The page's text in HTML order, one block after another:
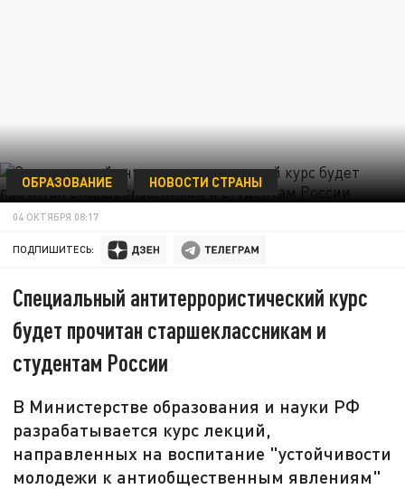
ОБРАЗОВАНИЕ НОВОСТИ СТРАНЫ
04 ОКТЯБРЯ 08:17
ПОДПИШИТЕСЬ:
Специальный антитеррористический курс
будет прочитан старшеклассникам и
студентам России
В Министерстве образования и науки РФ
разрабатывается курс лекций,
направленных на воспитание "устойчивости
молодежи к антиобщественным явлениям"